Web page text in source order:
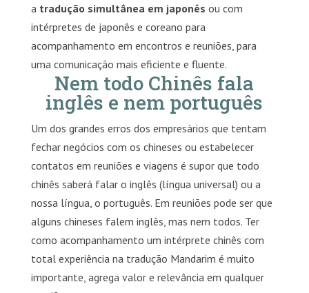
a tradução simultânea em japonês ou com
intérpretes de japonês e coreano para
acompanhamento em encontros e reuniões, para
uma comunicação mais eficiente e fluente.
Nem todo Chinês fala
inglês e nem português
Um dos grandes erros dos empresários que tentam
fechar negócios com os chineses ou estabelecer
contatos em reuniões e viagens é supor que todo
chinês saberá falar o inglês (língua universal) ou a
nossa língua, o português. Em reuniões pode ser que
alguns chineses falem inglês, mas nem todos. Ter
como acompanhamento um intérprete chinês com
total experiência na tradução Mandarim é muito
importante, agrega valor e relevância em qualquer